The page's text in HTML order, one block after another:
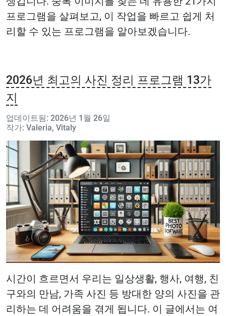
프로그램을 살펴보고, 이 작업을 빠르고 쉽게 처
리할 수 있는 프로그램을 알아보겠습니다.
2026년 최고의 사진 정리 프로그램 13가
지
업데이트됨: 2026년 1월 26일
작가: Valeria, Vitaly
시간이 흐르면서 우리는 일상생활, 행사, 여행, 친
구와의 만남, 가족 사진 등 방대한 양의 사진을 관
리하는 데 어려움을 겪게 됩니다. 이 글에서는 여